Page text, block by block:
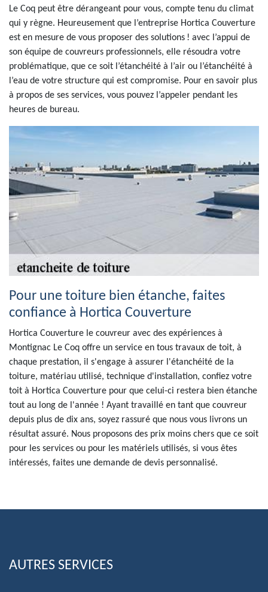
Le Coq peut être dérangeant pour vous, compte tenu du climat
qui y règne. Heureusement que l’entreprise Hortica Couverture
est en mesure de vous proposer des solutions ! avec l’appui de
son équipe de couvreurs professionnels, elle résoudra votre
problématique, que ce soit l’étanchéité à l’air ou l’étanchéité à
l’eau de votre structure qui est compromise. Pour en savoir plus
à propos de ses services, vous pouvez l’appeler pendant les
heures de bureau.
Pour une toiture bien étanche, faites
confiance à Hortica Couverture
Hortica Couverture le couvreur avec des expériences à
Montignac Le Coq offre un service en tous travaux de toit, à
chaque prestation, il s'engage à assurer l'étanchéité de la
toiture, matériau utilisé, technique d'installation, confiez votre
toit à Hortica Couverture pour que celui-ci restera bien étanche
tout au long de l'année ! Ayant travaillé en tant que couvreur
depuis plus de dix ans, soyez rassuré que nous vous livrons un
résultat assuré. Nous proposons des prix moins chers que ce soit
pour les services ou pour les matériels utilisés, si vous êtes
intéressés, faites une demande de devis personnalisé.
AUTRES SERVICES